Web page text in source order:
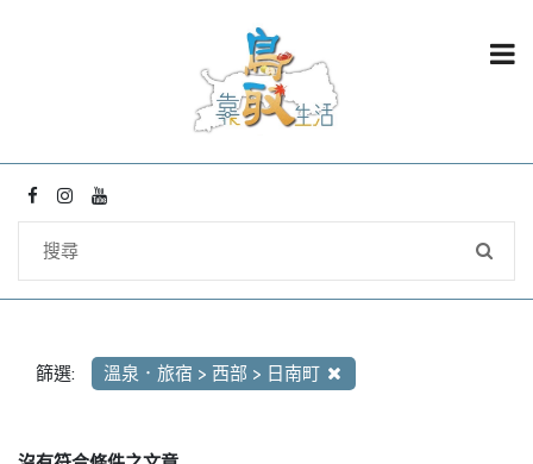
篩選: 溫泉．旅宿 > 西部 > 日南町